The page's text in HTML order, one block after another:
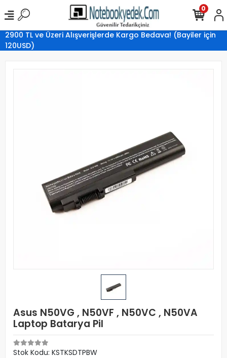
2900 TL ve Üzeri Alışverişlerde Kargo Bedava! (Bayiler için
120USD)
0
Asus N50VG , N50VF , N50VC , N50VA
Laptop Batarya Pil
Stok Kodu: KSTKSDTPBW